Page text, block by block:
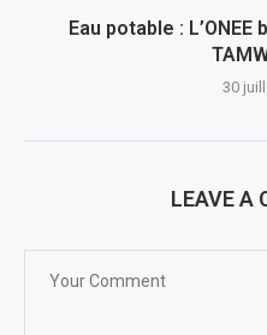
Eau potable :
30
LEAVE A